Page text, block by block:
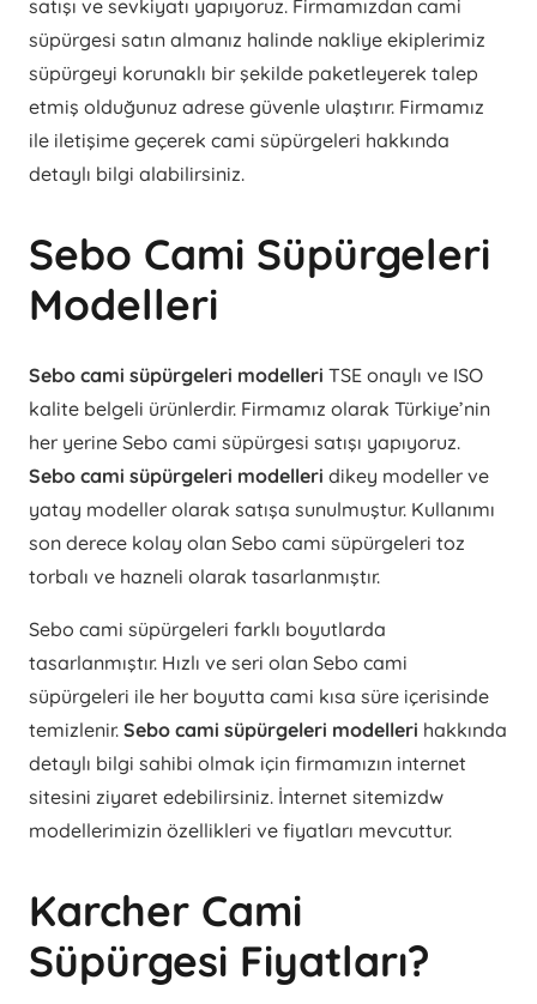
satışı ve sevkiyatı yapıyoruz. Firmamızdan cami
süpürgesi satın almanız halinde nakliye ekiplerimiz
süpürgeyi korunaklı bir şekilde paketleyerek talep
etmiş olduğunuz adrese güvenle ulaştırır. Firmamız
ile iletişime geçerek cami süpürgeleri hakkında
detaylı bilgi alabilirsiniz.
Sebo Cami Süpürgeleri
Modelleri
Sebo cami süpürgeleri modelleri TSE onaylı ve ISO
kalite belgeli ürünlerdir. Firmamız olarak Türkiye’nin
her yerine Sebo cami süpürgesi satışı yapıyoruz.
Sebo cami süpürgeleri modelleri dikey modeller ve
yatay modeller olarak satışa sunulmuştur. Kullanımı
son derece kolay olan Sebo cami süpürgeleri toz
torbalı ve hazneli olarak tasarlanmıştır.
Sebo cami süpürgeleri farklı boyutlarda
tasarlanmıştır. Hızlı ve seri olan Sebo cami
süpürgeleri ile her boyutta cami kısa süre içerisinde
temizlenir. Sebo cami süpürgeleri modelleri hakkında
detaylı bilgi sahibi olmak için firmamızın internet
sitesini ziyaret edebilirsiniz. İnternet sitemizdw
modellerimizin özellikleri ve fiyatları mevcuttur.
Karcher Cami
Süpürgesi Fiyatları?